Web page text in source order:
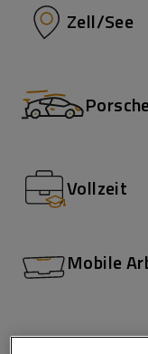
Zell/See
Vollzeit
Mobile